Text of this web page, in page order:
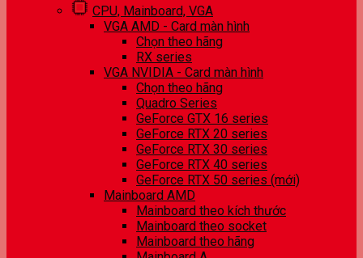
CPU, Mainboard, VGA
VGA AMD - Card màn hình
Chọn theo hãng
RX series
VGA NVIDIA - Card màn hình
Chọn theo hãng
Quadro Series
GeForce GTX 16 series
GeForce RTX 20 series
GeForce RTX 30 series
GeForce RTX 40 series
GeForce RTX 50 series (mới)
Mainboard AMD
Mainboard theo kích thước
Mainboard theo socket
Mainboard theo hãng